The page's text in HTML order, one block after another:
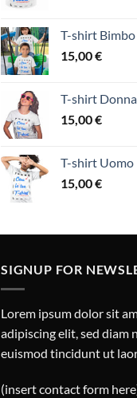
T-shirt
15,00€
T-shirt
15,00€
T-shirt Uomo
15,00€
SIGNUP FOR
Lorem ipsum dolor sit
adipiscing elit, sed diam
euismod tincidunt ut
(insert contact form